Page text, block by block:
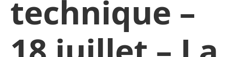
technique –